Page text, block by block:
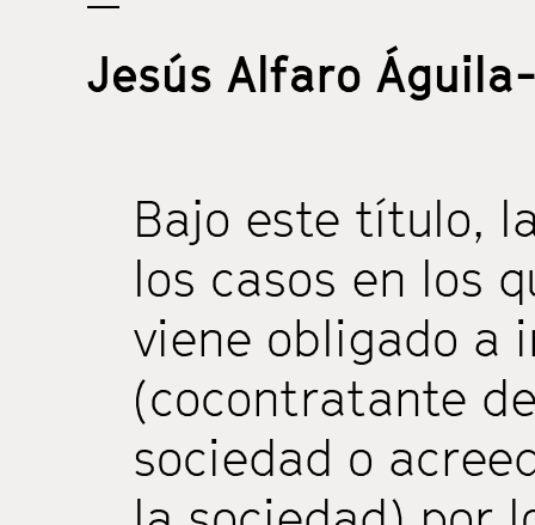
Jesús Alfaro
Bajo este título,
los casos en los
viene obligado a
(cocontratante
sociedad o